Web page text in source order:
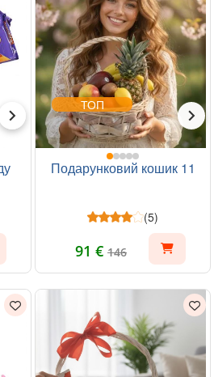
ТОП
Подарунковий кошик 11
(5)
91 € 146